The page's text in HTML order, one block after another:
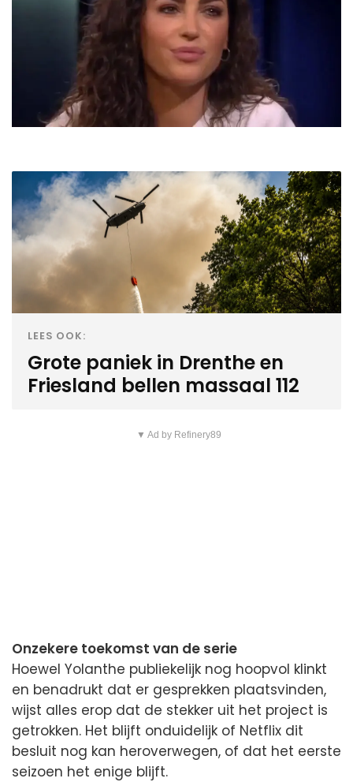
LEES OOK:
Grote paniek in Drenthe en
Friesland bellen massaal 112
▼ Ad by Refinery89
Onzekere toekomst van de serie
Hoewel Yolanthe publiekelijk nog hoopvol klinkt
en benadrukt dat er gesprekken plaatsvinden,
wijst alles erop dat de stekker uit het project is
getrokken. Het blijft onduidelijk of Netflix dit
besluit nog kan heroverwegen, of dat het eerste
seizoen het enige blijft.